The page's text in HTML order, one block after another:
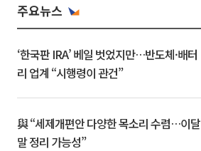
주요뉴스
‘한국판 IRA’ 베일 벗었지만…반도체·배터
리 업계 “시행령이 관건”
與 “세제개편안 다양한 목소리 수렴…이달
말 정리 가능성”